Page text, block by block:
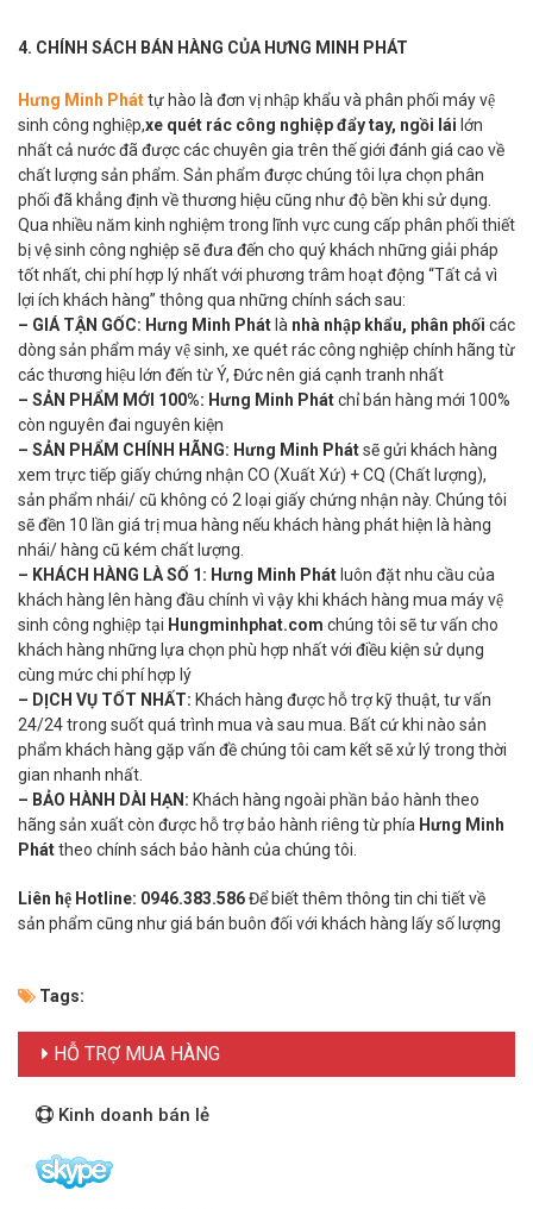
4. CHÍNH SÁCH BÁN HÀNG CỦA HƯNG MINH PHÁT
Hưng Minh Pháttự hào là đơn vị nhập khẩu và phân phối máy vệ
sinh công nghiệp,xe quét rác công nghiệp đẩy tay, ngồi lái lớn
nhất cả nước đã được các chuyên gia trên thế giới đánh giá cao về
chất lượng sản phẩm. Sản phẩm được chúng tôi lựa chọn phân
phối đã khẳng định về thương hiệu cũng như độ bền khi sử dụng.
Qua nhiều năm kinh nghiệm trong lĩnh vực cung cấp phân phối thiết
bị vệ sinh công nghiệp sẽ đưa đến cho quý khách những giải pháp
tốt nhất, chi phí hợp lý nhất với phương trâm hoạt động “Tất cả vì
lợi ích khách hàng” thông qua những chính sách sau:
– GIÁ TẬN GỐC: Hưng Minh Phát là nhà nhập khẩu, phân phối các
dòng sản phẩm máy vệ sinh, xe quét rác công nghiệp chính hãng từ
các thương hiệu lớn đến từ Ý, Đức nên giá cạnh tranh nhất
– SẢN PHẨM MỚI 100%: Hưng Minh Phátchỉ bán hàng mới 100%
còn nguyên đai nguyên kiện
– SẢN PHẨM CHÍNH HÃNG: Hưng Minh Phátsẽ gửi khách hàng
xem trực tiếp giấy chứng nhận CO (Xuất Xứ) + CQ (Chất lượng),
sản phẩm nhái/ cũ không có 2 loại giấy chứng nhận này. Chúng tôi
sẽ đền 10 lần giá trị mua hàng nếu khách hàng phát hiện là hàng
nhái/ hàng cũ kém chất lượng.
– KHÁCH HÀNG LÀ SỐ 1: Hưng Minh Phát luôn đặt nhu cầu của
khách hàng lên hàng đầu chính vì vậy khi khách hàng mua máy vệ
sinh công nghiệp tại Hungminhphat.com chúng tôi sẽ tư vấn cho
khách hàng những lựa chọn phù hợp nhất với điều kiện sử dụng
cùng mức chi phí hợp lý
– DỊCH VỤ TỐT NHẤT: Khách hàng được hỗ trợ kỹ thuật, tư vấn
24/24 trong suốt quá trình mua và sau mua. Bất cứ khi nào sản
phẩm khách hàng gặp vấn đề chúng tôi cam kết sẽ xử lý trong thời
gian nhanh nhất.
– BẢO HÀNH DÀI HẠN: Khách hàng ngoài phần bảo hành theo
hãng sản xuất còn được hỗ trợ bảo hành riêng từ phía Hưng Minh
Pháttheo chính sách bảo hành của chúng tôi.
Liên hệ Hotline: 0946.383.586Để biết thêm thông tin chi tiết về
sản phẩm cũng như giá bán buôn đối với khách hàng lấy số lượng
Tags:
HỖ TRỢ MUA HÀNG
Kinh doanh bán lẻ